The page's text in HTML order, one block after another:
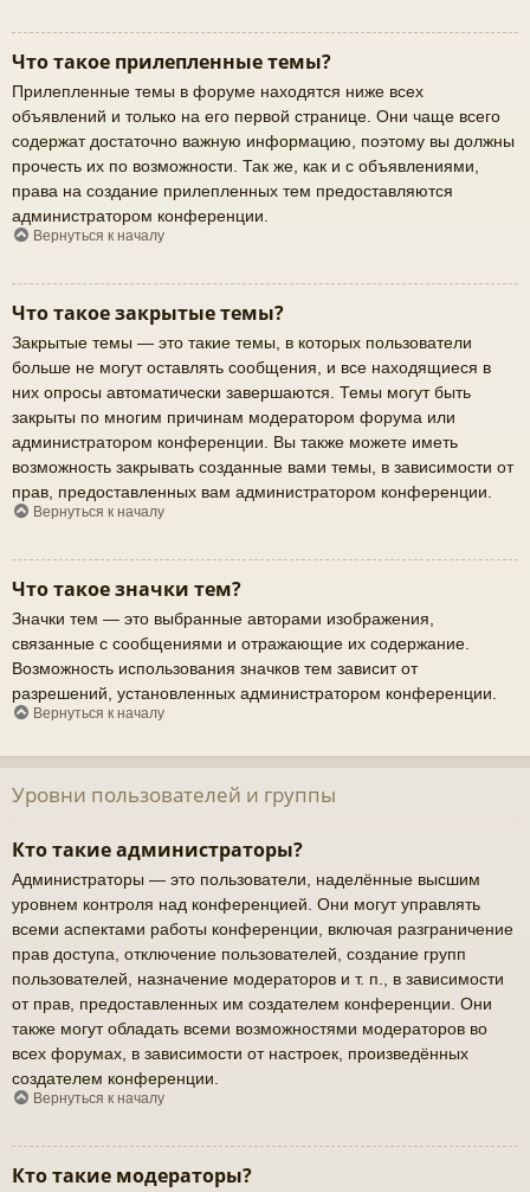
Что такое прилепленные темы?
Прилепленные темы в форуме находятся ниже всех
объявлений и только на его первой странице. Они чаще всего
содержат достаточно важную информацию, поэтому вы должны
прочесть их по возможности. Так же, как и с объявлениями,
права на создание прилепленных тем предоставляются
администратором конференции.
Вернуться к началу
Что такое закрытые темы?
Закрытые темы — это такие темы, в которых пользователи
больше не могут оставлять сообщения, и все находящиеся в
них опросы автоматически завершаются. Темы могут быть
закрыты по многим причинам модератором форума или
администратором конференции. Вы также можете иметь
возможность закрывать созданные вами темы, в зависимости от
прав, предоставленных вам администратором конференции.
Вернуться к началу
Что такое значки тем?
Значки тем — это выбранные авторами изображения,
связанные с сообщениями и отражающие их содержание.
Возможность использования значков тем зависит от
разрешений, установленных администратором конференции.
Вернуться к началу
Уровни пользователей и группы
Кто такие администраторы?
Администраторы — это пользователи, наделённые высшим
уровнем контроля над конференцией. Они могут управлять
всеми аспектами работы конференции, включая разграничение
прав доступа, отключение пользователей, создание групп
пользователей, назначение модераторов и т. п., в зависимости
от прав, предоставленных им создателем конференции. Они
также могут обладать всеми возможностями модераторов во
всех форумах, в зависимости от настроек, произведённых
создателем конференции.
Вернуться к началу
Кто такие модераторы?